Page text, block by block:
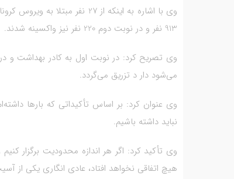
913 نفر و در نوبت دوم 220 نفر نیز واکسینه شدند.
می‌شود دار د تزریق می‌گردد.
وی عنوان کرد: بر اساس تأکیداتی که بارها
نباید داشته باشیم.
وی تأکید کرد: اگر هر اندازه محدودیت برگزار
هیچ اتفاقی نخواهد افتاد، عادی انگاری یکی